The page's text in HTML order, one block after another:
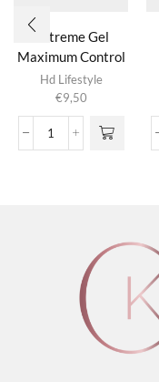
Extreme Gel
Maximum Control
Hd Lifestyle
€9,50
Extreme